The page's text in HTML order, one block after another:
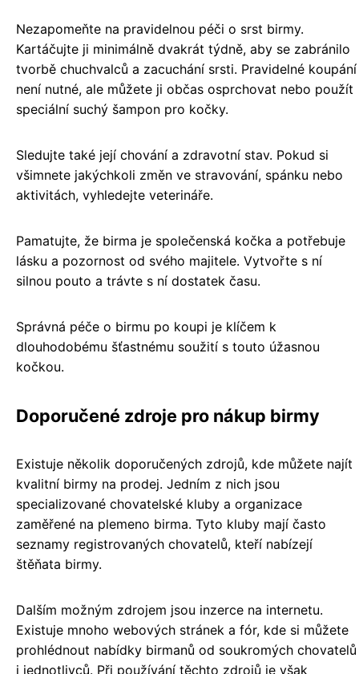
Nezapomeňte na pravidelnou péči o srst birmy.
Kartáčujte ji minimálně dvakrát týdně, aby se zabránilo
tvorbě chuchvalců a zacuchání srsti. Pravidelné koupání
není nutné, ale můžete ji občas osprchovat nebo použít
speciální suchý šampon pro kočky.
Sledujte také její chování a zdravotní stav. Pokud si
všimnete jakýchkoli změn ve stravování, spánku nebo
aktivitách, vyhledejte veterináře.
Pamatujte, že birma je společenská kočka a potřebuje
lásku a pozornost od svého majitele. Vytvořte s ní
silnou pouto a trávte s ní dostatek času.
Správná péče o birmu po koupi je klíčem k
dlouhodobému šťastnému soužití s touto úžasnou
kočkou.
Doporučené zdroje pro nákup birmy
Existuje několik doporučených zdrojů, kde můžete najít
kvalitní birmy na prodej. Jedním z nich jsou
specializované chovatelské kluby a organizace
zaměřené na plemeno birma. Tyto kluby mají často
seznamy registrovaných chovatelů, kteří nabízejí
štěňata birmy.
Dalším možným zdrojem jsou inzerce na internetu.
Existuje mnoho webových stránek a fór, kde si můžete
prohlédnout nabídky birmanů od soukromých chovatelů
i jednotlivců. Při používání těchto zdrojů je však